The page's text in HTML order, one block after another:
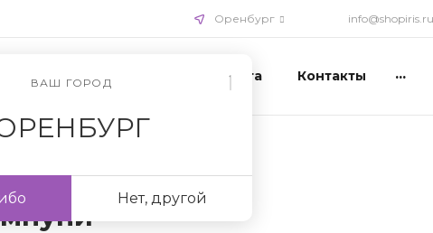
Оренбург
ВАШ ГОРОД
Нет, другой
info@shopiris.ru
Схемы ухода Доставка и оплата Контакты ...